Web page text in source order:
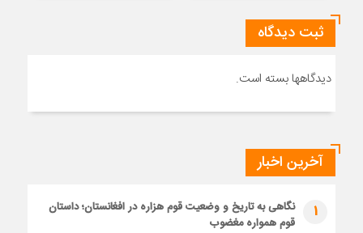
ثبت دیدگاه
دیدگاهها بسته است.
آخرین اخبار
1
نگاهی به تاریخ و وضعیت قوم هزاره در افغانستان؛ داستان
قوم همواره مغضوب